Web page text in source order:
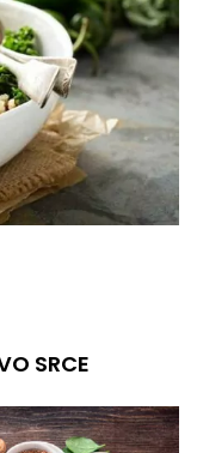
SRCE